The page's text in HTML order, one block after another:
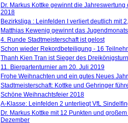
Dr. Markus Kottke gewinnt die
2018
Bezirksliga : Leinfelden I verliert deutlich mit
Matthias Kewenig gewinnt das
4. Runde Stadtmeisterschaft ist gelost
Schon wieder Rekordbeteiligung - 16
Thanh Kien Tran ist Sieger des
11. Biergartenturnier am 20. Juli 2019
Frohe Weihnachten und ein gutes Neues
Stadtmeisterschaft: Kottke und Gehringer
Schöne Weihnachtsfeier 2018
A-Klasse: Leinfelden 2 unterliegt VfL
Dr. Markus Kottke mit 12 Punkten und
Dezember